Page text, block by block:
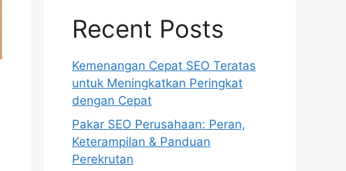
Recent Posts
Kemenangan Cepat SEO Teratas
untuk Meningkatkan Peringkat
dengan Cepat
Pakar SEO Perusahaan: Peran,
Keterampilan & Panduan
Perekrutan